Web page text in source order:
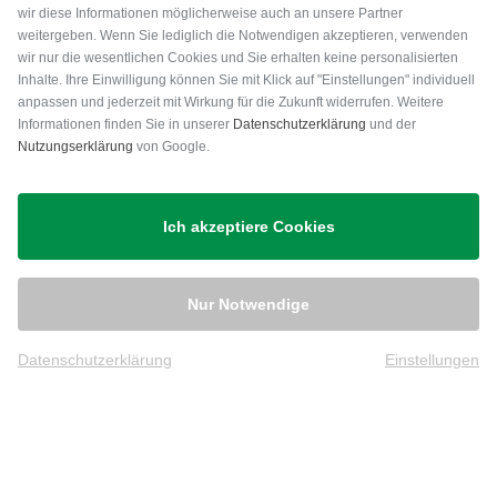
Versand
wir diese Informationen möglicherweise auch an unsere Partner
weitergeben. Wenn Sie lediglich die Notwendigen akzeptieren, verwenden
wir nur die wesentlichen Cookies und Sie erhalten keine personalisierten
Inhalte. Ihre Einwilligung können Sie mit Klick auf "Einstellungen" individuell
anpassen und jederzeit mit Wirkung für die Zukunft widerrufen. Weitere
Informationen finden Sie in unserer Datenschutzerklärung und der
Nutzungserklärung von Google.
Ich akzeptiere Cookies
Nur Notwendige
Datenschutzerklärung Einstellungen